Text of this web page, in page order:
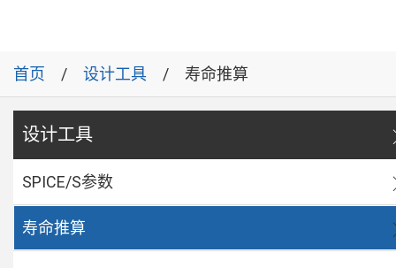
首页 设计工具 寿命推算
设计工具
SPICE/S参数
寿命推算